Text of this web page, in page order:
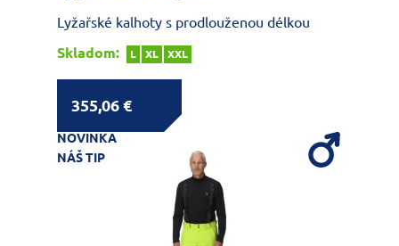
Lyžařské kalhoty s prodlouženou délkou
Skladom:
L XL XXL
355,06 €
NOVINKA
NÁŠ TIP